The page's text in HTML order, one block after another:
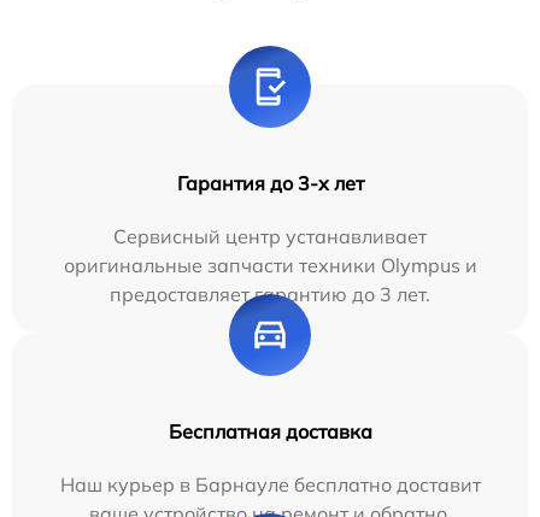
Гарантия до 3-х лет
Сервисный центр устанавливает
оригинальные запчасти техники Olympus и
предоставляет гарантию до 3 лет.
Бесплатная доставка
Наш курьер в Барнауле бесплатно доставит